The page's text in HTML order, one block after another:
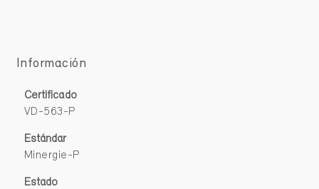
Información
Certificado
VD-563-P
Estándar
Minergie-P
Estado